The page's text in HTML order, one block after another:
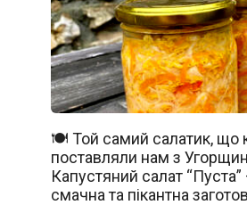
🍽️ Той самий салатик, що
поставляли нам з
Капустяний салат
смачна та пікантна